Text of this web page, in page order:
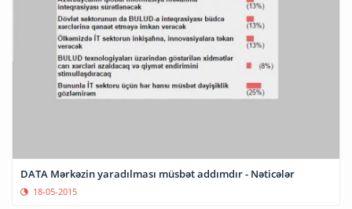
DATA Mərkəzin yaradılması müsbət addımdır - Nəticələr
18-05-2015